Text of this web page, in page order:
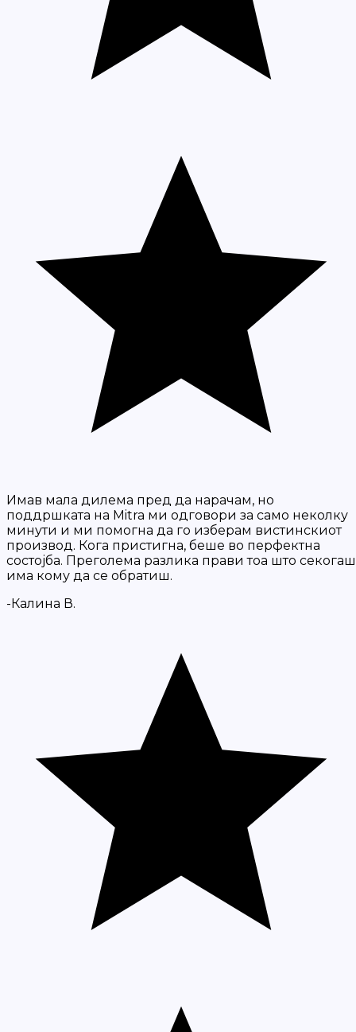
Имав мала дилема пред да нарачам, но
поддршката на Mitra ми одговори за само неколку
минути и ми помогна да го изберам вистинскиот
производ. Кога пристигна, беше во перфектна
состојба. Преголема разлика прави тоа што секогаш
има кому да се обратиш.
-Калина В.